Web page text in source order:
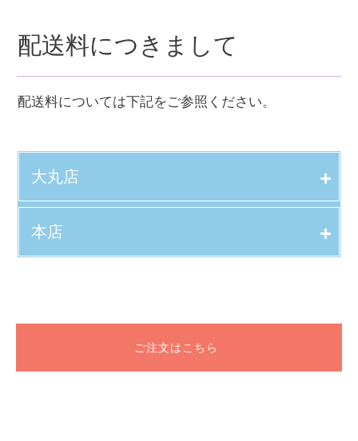
配送料につきまして
配送料については下記をご参照ください。
大丸店
本店
ご注文はこちら